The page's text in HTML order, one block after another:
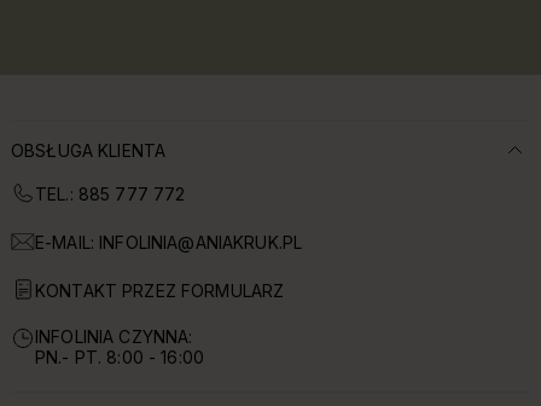
OBSŁUGA KLIENTA
TEL.: 885 777 772
E-MAIL: INFOLINIA@ANIAKRUK.PL
KONTAKT PRZEZ FORMULARZ
INFOLINIA CZYNNA:
PN.- PT. 8:00 - 16:00